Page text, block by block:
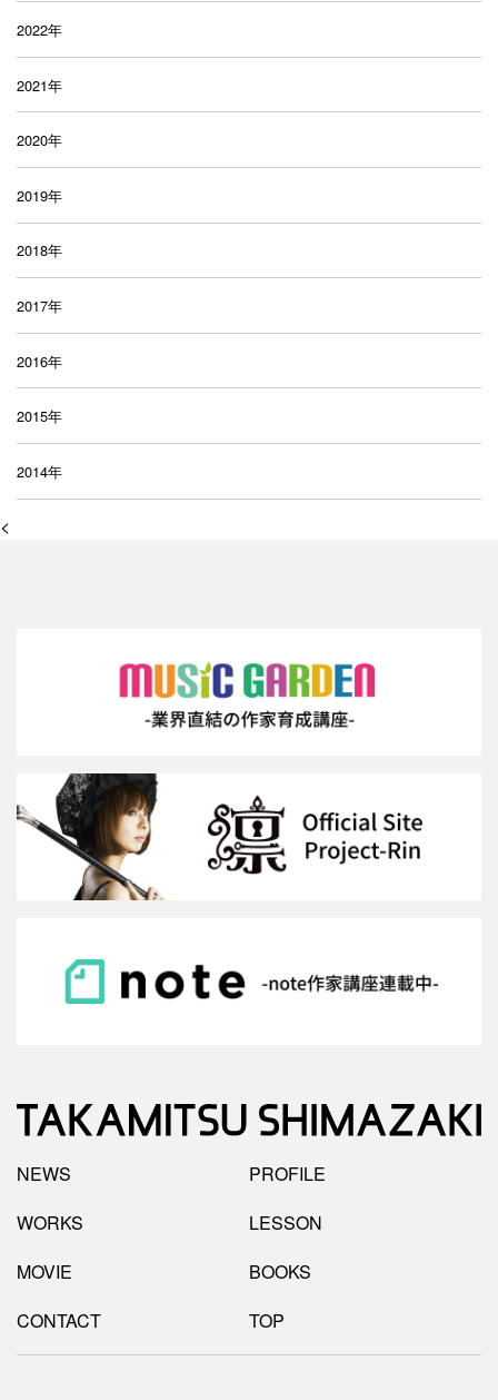
2022年
2021年
2020年
2019年
2018年
2017年
2016年
2015年
2014年
<
NEWS
PROFILE
WORKS
LESSON
MOVIE
BOOKS
CONTACT
TOP